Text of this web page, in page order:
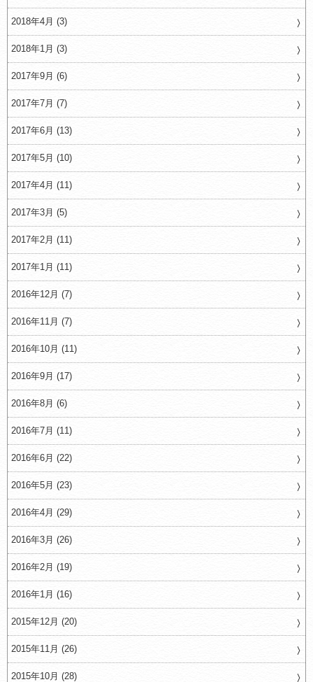
2018年4月 (3)
2018年1月 (3)
2017年9月 (6)
2017年7月 (7)
2017年6月 (13)
2017年5月 (10)
2017年4月 (11)
2017年3月 (5)
2017年2月 (11)
2017年1月 (11)
2016年12月 (7)
2016年11月 (7)
2016年10月 (11)
2016年9月 (17)
2016年8月 (6)
2016年7月 (11)
2016年6月 (22)
2016年5月 (23)
2016年4月 (29)
2016年3月 (26)
2016年2月 (19)
2016年1月 (16)
2015年12月 (20)
2015年11月 (26)
2015年10月 (28)